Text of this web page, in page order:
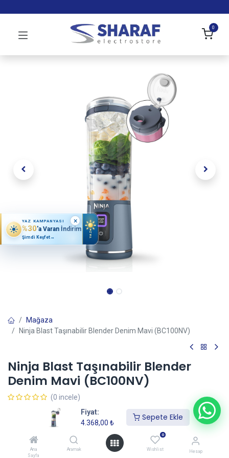
Fiyat:
4.368,00 ₺
Sepete Ekle
Ana
Sayfa
Aramak
0
Wishlist Hesap
0
Mağaza
Ninja Blast Taşınabilir Blender Denim Mavi (BC100NV)
Ninja Blast Taşınabilir Blender
Denim Mavi (BC100NV)
(0 incele)
4.368,00₺
Sepete Ekle
YAZ KAMPANYASI
%30'a Varan İndirim
Şimdi Keşfet→ YAZ
×